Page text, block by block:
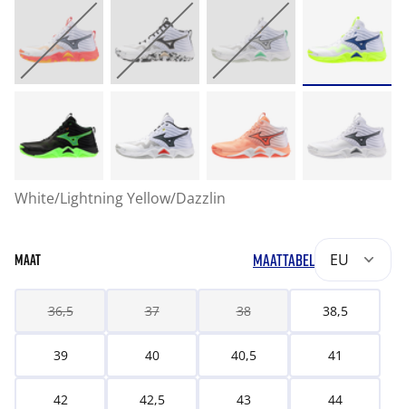
White/Lightning Yellow/Dazzlin
MAAT MAATTABEL EU
36,5 37 38 38,5
39 40 40,5 41
42 42,5 43 44